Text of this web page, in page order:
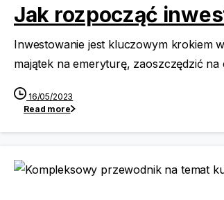
Jak rozpocząć
Inwestowanie jest kluczowym krokiem
majątek na emeryturę, zaoszczędzić
16/05/2023
Read more